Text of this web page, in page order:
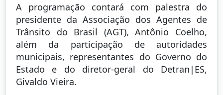
A programação contará com palestra do
presidente da Associação dos Agentes de
Trânsito do Brasil (AGT), Antônio Coelho,
além da participação de autoridades
municipais, representantes do Governo do
Estado e do diretor-geral do Detran|ES,
Givaldo Vieira.